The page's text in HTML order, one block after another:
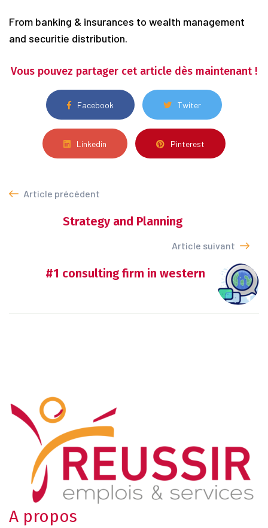
From banking & insurances to wealth management
and securitie distribution.
Vous pouvez partager cet article dès maintenant !
Facebook Twiter
Linkedin Pinterest
Article précédent
Strategy and Planning
Article suivant
#1 consulting firm in western
A propos